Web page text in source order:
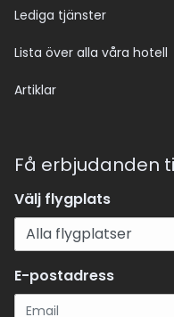
Lediga tjänster
Lista över alla våra hotell
Artiklar
Få erbjudanden
Välj flygplats
E-postadress